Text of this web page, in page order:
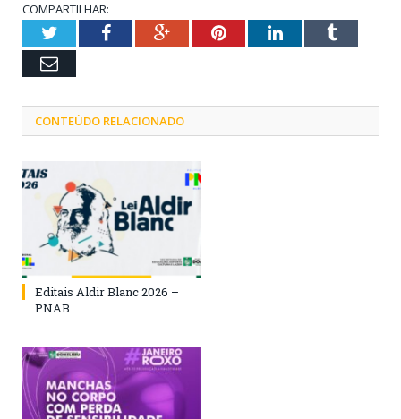
COMPARTILHAR:
TwitterFacebookGoogle+PinterestLinkedInTumblr
Email
CONTEÚDO RELACIONADO
Editais Aldir Blanc 2026 –
PNAB